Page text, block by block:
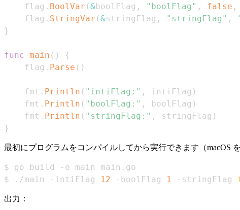
	flag
. BoolVar (&boolFlag , "boolFlag" , false ,
	flag
. StringVar (&stringFlag , "stringFlag" ,
}
func main ( )
{
	flag
. Parse ( )
	fmt
. Println ( "intiFlag:" , intiFlag )
	fmt
. Println ( "boolFlag:" , boolFlag )
	fmt
. Println ( "stringFlag:" , stringFlag )
}
最初にプログラムをコンパイルしてから実行できます（macOS
$ ./main -intiFlag
12 -boolFlag 1 -stringFlag
出力：